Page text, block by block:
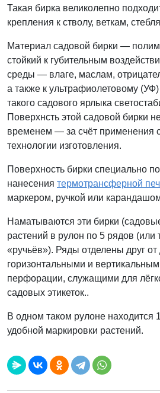
Такая бирка великолепно
крепления к стволу, веткам,
Материал садовой бирки —
стойкий к губительным
среды — влаге, маслам,
а также к ультрафиолетовому
такого садового ярлыка
Поверхнсть этой садовой бирки
временем — за счёт применения
технологии изготовления.
Поверхность бирки специально
нанесения термотрансферной
маркером, ручкой или
Наматываются эти бирки
растений в рулон по 5 рядов
«ручьёв»). Ряды отделены друг от
горизонтальными и
перфорации, служащими для
садовых этикеток..
В одном таком рулоне находится
удобной маркировки растений.